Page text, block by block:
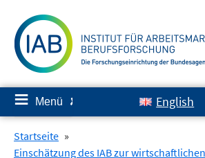
zum
Inhalt
≡ Menü ✘ English
Startseite »
Einschätzung des IAB zur